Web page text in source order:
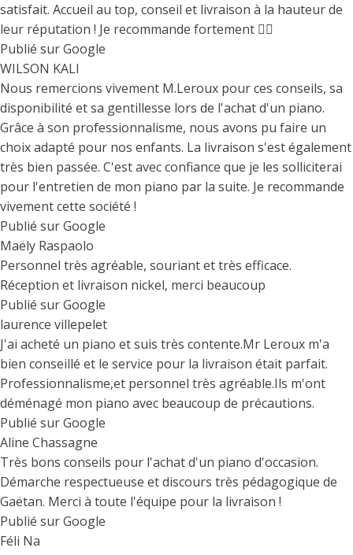
satisfait. Accueil au top, conseil et livraison à la hauteur de
leur réputation ! Je recommande fortement 👍🏼
Publié sur Google
WILSON KALI
Nous remercions vivement M.Leroux pour ces conseils, sa
disponibilité et sa gentillesse lors de l'achat d'un piano.
Grâce à son professionnalisme, nous avons pu faire un
choix adapté pour nos enfants. La livraison s'est également
très bien passée. C'est avec confiance que je les solliciterai
pour l'entretien de mon piano par la suite. Je recommande
vivement cette société !
Publié sur Google
Maëly Raspaolo
Personnel très agréable, souriant et très efficace.
Réception et livraison nickel, merci beaucoup
Publié sur Google
laurence villepelet
J'ai acheté un piano et suis très contente.Mr Leroux m'a
bien conseillé et le service pour la livraison était parfait.
Professionnalisme,et personnel très agréable.Ils m'ont
déménagé mon piano avec beaucoup de précautions.
Publié sur Google
Aline Chassagne
Très bons conseils pour l'achat d'un piano d'occasion.
Démarche respectueuse et discours très pédagogique de
Gaëtan. Merci à toute l'équipe pour la livraison !
Publié sur Google
Féli Na